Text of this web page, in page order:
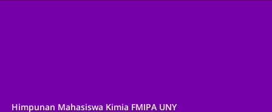
Himpunan Mahasiswa Kimia FMIPA UNY